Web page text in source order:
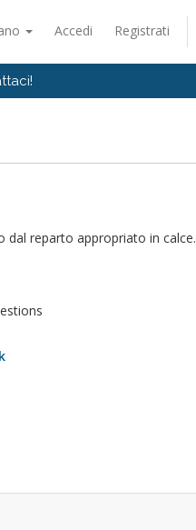
Accedi Registrati
dal reparto appropriato in calce.